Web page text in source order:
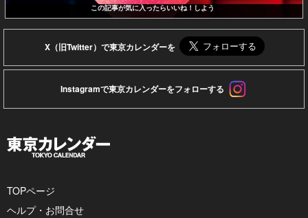
この記事が気に入ったらいいね！しよう
X（旧Twitter）で東京カレンダーを
Instagramで東京カレンダーをフォローする
TOPページ
ヘルプ・お問合せ